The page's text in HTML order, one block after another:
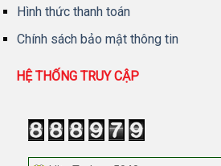
Hình thức thanh toán
Chính sách bảo mật thông tin
HỆ THỐNG TRUY CẬP